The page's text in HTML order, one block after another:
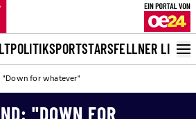
POLITIKSPORTSTARSFELLNER LIVE
"Down for whatever"
"DOWN FOR